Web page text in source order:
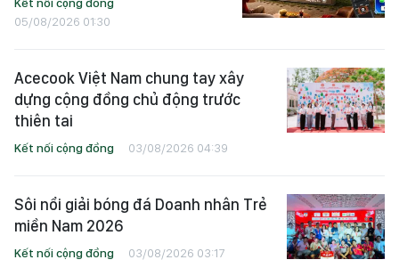
05/08/2026 01:30
Acecook Việt Nam chung tay xây
dựng cộng đồng chủ động trước
thiên tai
Kết nối cộng đồng 03/08/2026 04:39
Sôi nổi giải bóng đá Doanh nhân Trẻ
miền Nam 2026
Kết nối cộng đồng 03/08/2026 03:17